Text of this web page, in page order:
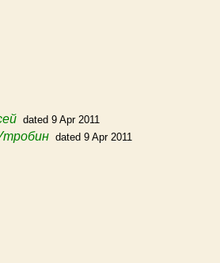
dated 9 Apr 2011
dated 9 Apr 2011